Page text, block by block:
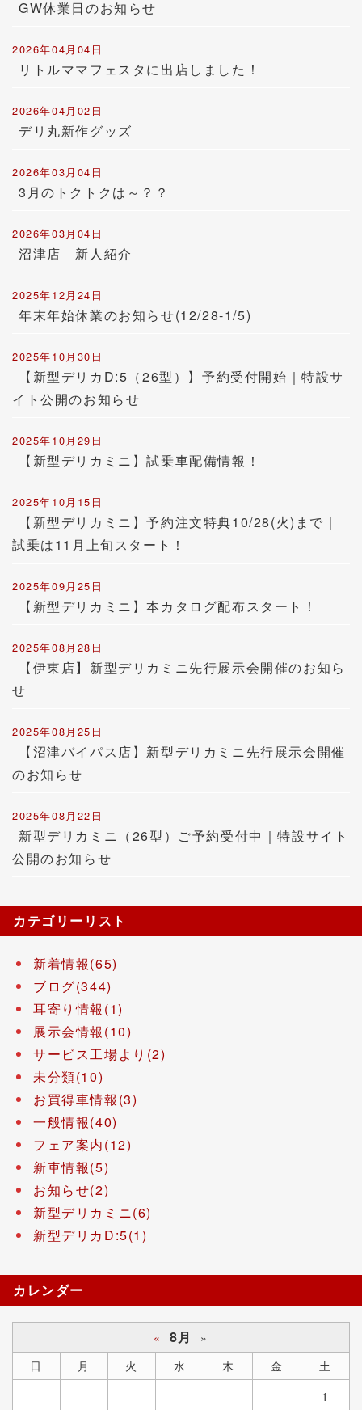
GW休業日のお知らせ
2026年04月04日
リトルママフェスタに出店しました！
2026年04月02日
デリ丸新作グッズ
2026年03月04日
3月のトクトクは～？？
2026年03月04日
沼津店 新人紹介
2025年12月24日
年末年始休業のお知らせ(12/28-1/5)
2025年10月30日
【新型デリカD:5（26型）】予約受付開始｜特設サ
イト公開のお知らせ
2025年10月29日
【新型デリカミニ】試乗車配備情報！
2025年10月15日
【新型デリカミニ】予約注文特典10/28(火)まで｜
試乗は11月上旬スタート！
2025年09月25日
【新型デリカミニ】本カタログ配布スタート！
2025年08月28日
【伊東店】新型デリカミニ先行展示会開催のお知ら
せ
2025年08月25日
【沼津バイパス店】新型デリカミニ先行展示会開催
のお知らせ
2025年08月22日
新型デリカミニ（26型）ご予約受付中｜特設サイト
公開のお知らせ
カテゴリーリスト
新着情報(65)
ブログ(344)
耳寄り情報(1)
展示会情報(10)
サービス工場より(2)
未分類(10)
お買得車情報(3)
一般情報(40)
フェア案内(12)
新車情報(5)
お知らせ(2)
新型デリカミニ(6)
新型デリカD:5(1)
カレンダー
« 8月
»
日
月 火 水 木 金
土
1